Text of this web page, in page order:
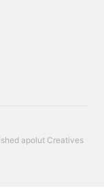
apolut Creatives